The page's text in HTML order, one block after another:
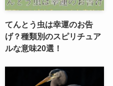
てんとう虫は幸運のお告
げ？種類別のスピリチュア
ルな意味20選！